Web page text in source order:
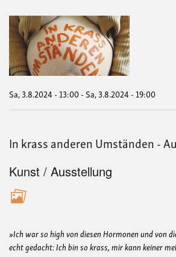
Sa, 3.8.2024 - 13:00-Sa, 3.8.2024 - 19:00
In krass anderen Umständen -
Kunst / Ausstellung
»Ich war so high von diesen Hormonen und von
echt gedacht: Ich bin so krass, mir kann keiner